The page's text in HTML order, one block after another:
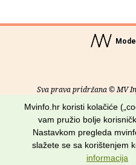
Sva prava pridržana © MV
Mvinfo.hr koristi kolačiće
vam pružio bolje
Nastavkom pregleda
slažete se sa korištenjem
informacija